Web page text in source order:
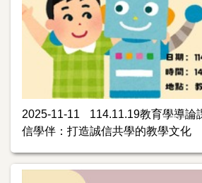
2025-11-11
114.11.19教育學導論
信學伴：打造誠信共學的教學文化